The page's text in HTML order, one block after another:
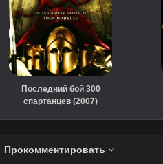
Последний бой 300
спартанцев (2007)
Прокомментировать